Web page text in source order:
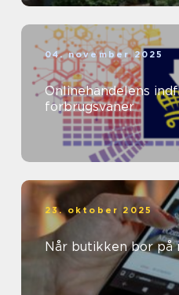
04. november 2025
Onlinehandelens
forbrugsvaner
23. oktober 2025
Når butikken bor på